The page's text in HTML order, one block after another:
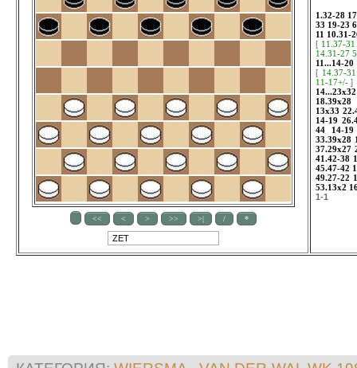
1.32-28
33 19-23
11 10.31-
[ 11.37-31
14.31-27
11...14-20
[ 14.37-31
11-17+/- ]
14...23x32
18.39x28
13x33
14-19
44
14-19
33.39x28
37.29x27
41.42-38
45.47-42
49.27-22
53.13x2
1-1